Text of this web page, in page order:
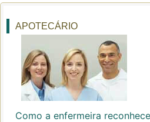
APOTECÁRIO
Como a enfermeira